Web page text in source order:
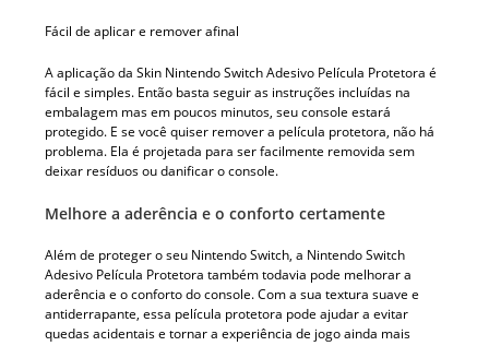
Fácil de aplicar e remover afinal
A aplicação da Skin Nintendo Switch Adesivo Película Protetora é
fácil e simples. Então basta seguir as instruções incluídas na
embalagem mas em poucos minutos, seu console estará
protegido. E se você quiser remover a película protetora, não há
problema. Ela é projetada para ser facilmente removida sem
deixar resíduos ou danificar o console.
Melhore a aderência e o conforto certamente
Além de proteger o seu Nintendo Switch, a Nintendo Switch
Adesivo Película Protetora também todavia pode melhorar a
aderência e o conforto do console. Com a sua textura suave e
antiderrapante, essa película protetora pode ajudar a evitar
quedas acidentais e tornar a experiência de jogo ainda mais